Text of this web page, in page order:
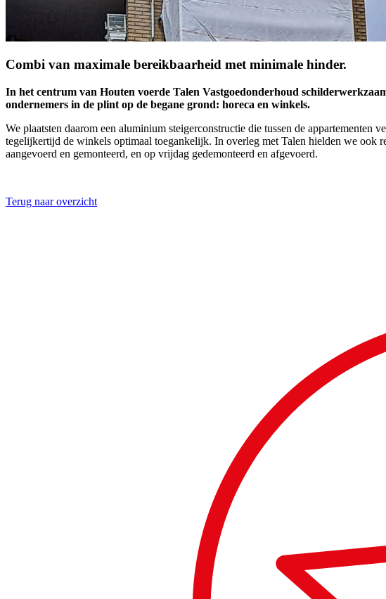
Combi van maximale bereikbaarheid met minimale hinder.
In het centrum van Houten voerde Talen Vastgoedonderhoud
ondernemers in de plint op de begane grond: horeca en winkels.
We plaatsten daarom een aluminium steigerconstructie die tussen de
tegelijkertijd de winkels optimaal toegankelijk. In overleg met Talen hielden we ook
aangevoerd en gemonteerd, en op vrijdag gedemonteerd en afgevoerd.
Terug naar overzicht